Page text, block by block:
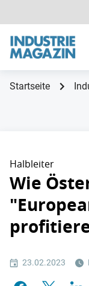
Startseite
Halbleiter
Wie
23.02.2023